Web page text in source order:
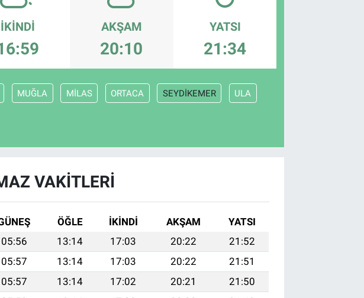
İKINDI AKŞAM
20:10
YATSI
21:34
MUĞLA MİLAS ORTACA SEYDİKEMER ULA
VAKITLERI
ÖĞLE İKINDI AKŞAM
YATSI
05:56 13:14 17:03 20:22
21:52
05:57 13:14 17:03 20:22
21:51
05:57 13:14 17:02 20:21
21:50